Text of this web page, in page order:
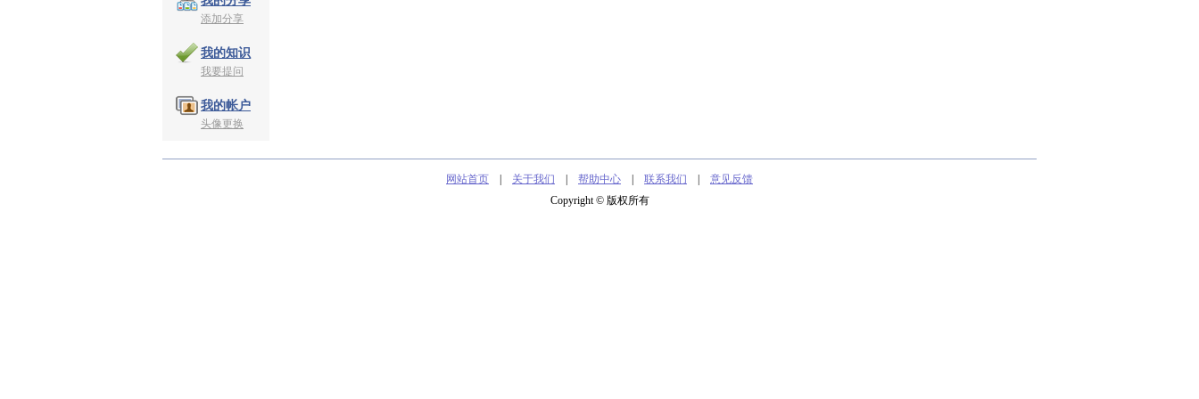
添加分享
我的知识
我要提问
我的帐户
头像更换
网站首页 关于我们 帮助中心 联系我们
意见反馈
Copyright © 版权所有